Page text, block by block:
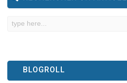
BLOGROLL